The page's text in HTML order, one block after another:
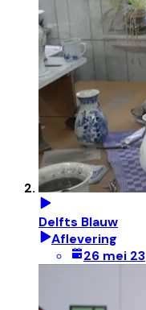
Delfts Blauw
Aflevering
26 mei 23